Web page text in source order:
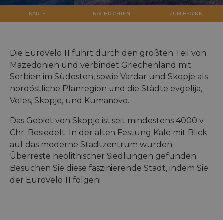
KARTE NACHRICHTEN ZUM BEGINN
Die EuroVelo 11 führt durch den größten Teil von
Mazedonien und verbindet Griechenland mit
Serbien im Südosten, sowie Vardar und Skopje als
nordöstliche Planregion und die Städte evgelija,
Veles, Skopje, und Kumanovo.
Das Gebiet von Skopje ist seit mindestens 4000 v.
Chr. Besiedelt. In der alten Festung Kale mit Blick
auf das moderne Stadtzentrum wurden
Überreste neolithischer Siedlungen gefunden.
Besuchen Sie diese faszinierende Stadt, indem Sie
der EuroVelo 11 folgen!